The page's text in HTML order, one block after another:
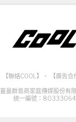
【聯絡COOL】 、 【廣告合
曼群島商家庭傳媒股份有
統一編號：80333064